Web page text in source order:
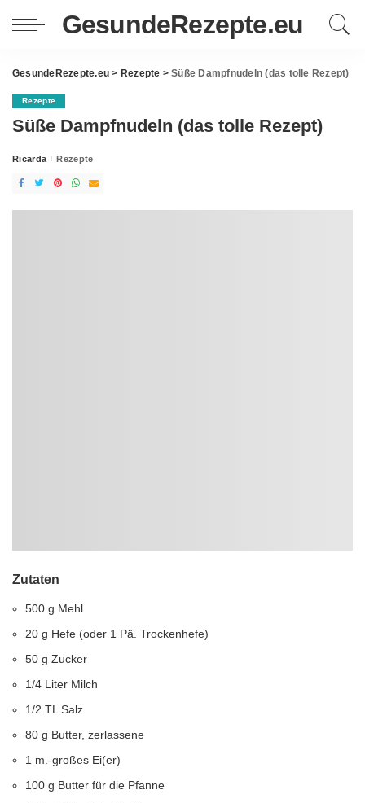
GesundeRezepte.eu
GesundeRezepte.eu > Rezepte >Süße Dampfnudeln (das tolle Rezept)
Rezepte
Süße Dampfnudeln (das tolle Rezept)
Posted
Ricarda Rezepte
Zutaten
500 g Mehl
20 g Hefe (oder 1 Pä. Trockenhefe)
50 g Zucker
1/4 Liter Milch
1/2 TL Salz
80 g Butter, zerlassene
1 m.-großes Ei(er)
100 g Butter für die Pfanne